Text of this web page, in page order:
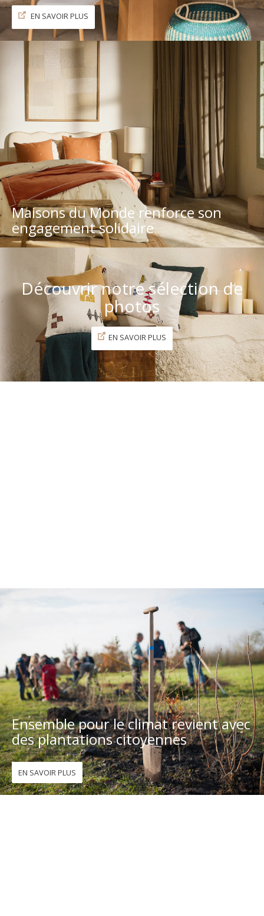
EN SAVOIR PLUS
Maisons du Monde renforce son
engagement solidaire
Découvrir notre sélection de
photos
EN SAVOIR PLUS
Ensemble pour le climat revient avec
des plantations citoyennes
EN SAVOIR PLUS